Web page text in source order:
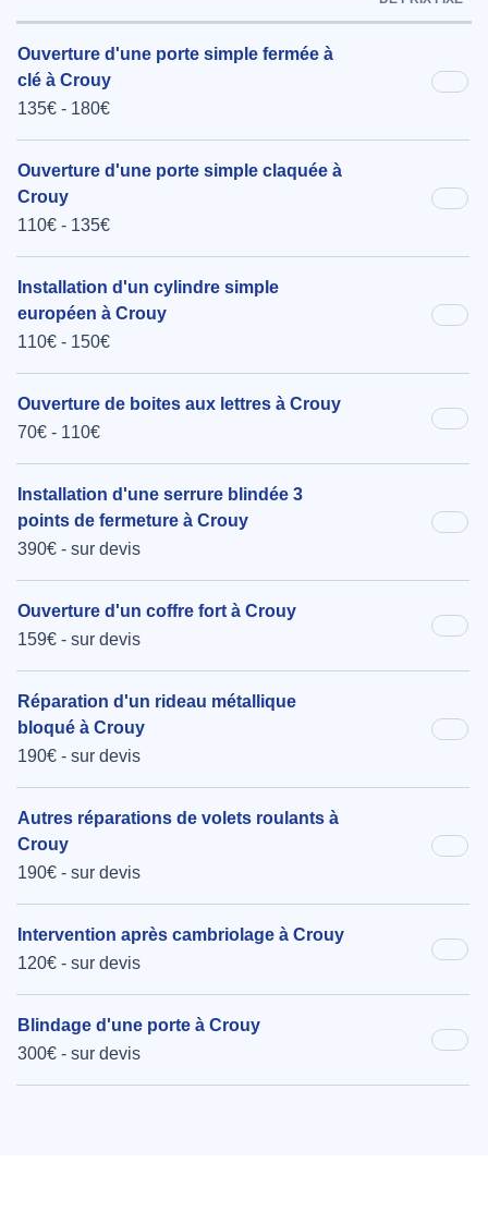
Ouverture d'une porte simple fermée à
clé à Crouy
135€ - 180€
Ouverture d'une porte simple claquée à
Crouy
110€ - 135€
Installation d'un cylindre simple
européen à Crouy
110€ - 150€
Ouverture de boites aux lettres à Crouy
70€ - 110€
Installation d'une serrure blindée 3
points de fermeture à Crouy
390€ - sur devis
Ouverture d'un coffre fort à Crouy
159€ - sur devis
Réparation d'un rideau métallique
bloqué à Crouy
190€ - sur devis
Autres réparations de volets roulants à
Crouy
190€ - sur devis
Intervention après cambriolage à Crouy
120€ - sur devis
Blindage d'une porte à Crouy
300€ - sur devis